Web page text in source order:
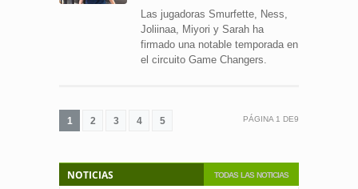
Las jugadoras Smurfette, Ness,
Joliinaa, Miyori y Sarah ha
firmado una notable temporada en
el circuito Game Changers.
1 2 3 4 5 PÁGINA 1 DE9
TODAS LAS NOTICIAS
NOTICIAS